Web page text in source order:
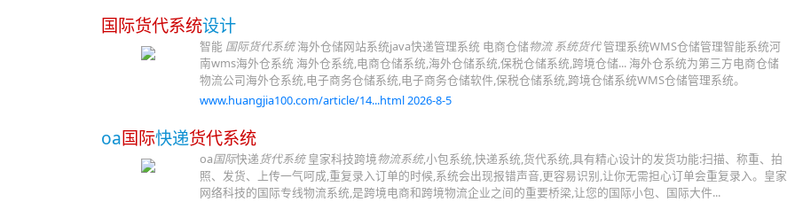
国际货代系统设计
智能 国际货代系统海外仓储网站系统java快递管理系统 电商仓储物流 系统货代管理系统WMS仓储管理智能系统河
南wms海外仓系统 海外仓系统,电商仓储系统,海外仓储系统,保税仓储系统,跨境仓储... 海外仓系统为第三方电商仓储
物流公司海外仓系统,电子商务仓储系统,电子商务仓储软件,保税仓储系统,跨境仓储系统WMS仓储管理系统。
www.huangjia100.com/article/14...html 2026-8-5
oa国际快递货代系统
oa国际快递 货代系统皇家科技跨境物流系统,小包系统,快递系统,货代系统,具有精心设计的发货功能:扫描、称重、拍
照、发货、上传一气呵成,重复录入订单的时候,系统会出现报错声音,更容易识别,让你无需担心订单会重复录入。皇家
网络科技的国际专线物流系统,是跨境电商和跨境物流企业之间的重要桥梁,让您的国际小包、国际大件...